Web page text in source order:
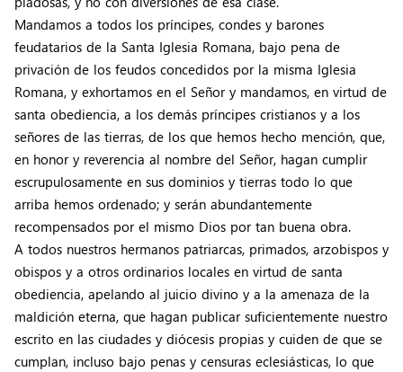
Mandamos a todos los príncipes, condes y barones
feudatarios de la Santa Iglesia Romana, bajo pena de
privación de los feudos concedidos por la misma Iglesia
Romana, y exhortamos en el Señor y mandamos, en virtud de
santa obediencia, a los demás príncipes cristianos y a los
señores de las tierras, de los que hemos hecho mención, que,
en honor y reverencia al nombre del Señor, hagan cumplir
escrupulosamente en sus dominios y tierras todo lo que
arriba hemos ordenado; y serán abundantemente
recompensados por el mismo Dios por tan buena obra.
A todos nuestros hermanos patriarcas, primados, arzobispos y
obispos y a otros ordinarios locales en virtud de santa
obediencia, apelando al juicio divino y a la amenaza de la
maldición eterna, que hagan publicar suficientemente nuestro
escrito en las ciudades y diócesis propias y cuiden de que se
cumplan, incluso bajo penas y censuras eclesiásticas, lo que